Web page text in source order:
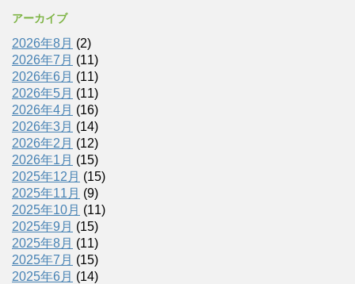
アーカイブ
2026年8月 (2)
2026年7月 (11)
2026年6月 (11)
2026年5月 (11)
2026年4月 (16)
2026年3月 (14)
2026年2月 (12)
2026年1月 (15)
2025年12月 (15)
2025年11月 (9)
2025年10月 (11)
2025年9月 (15)
2025年8月 (11)
2025年7月 (15)
2025年6月 (14)